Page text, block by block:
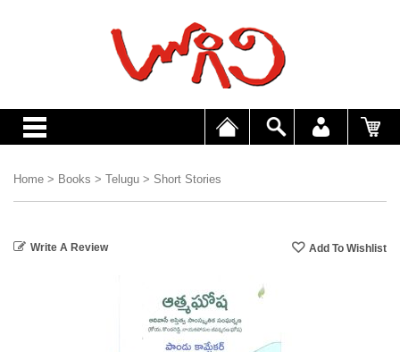
Home > Books > Telugu > Short Stories
Write A Review